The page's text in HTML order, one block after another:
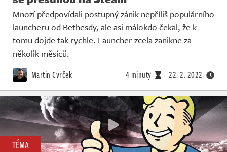
Mnozí předpovídali postupný zánik nepříliš populárního
launcheru od Bethesdy, ale asi málokdo čekal, že k
tomu dojde tak rychle. Launcher zcela zanikne za
několik měsíců.
Martin Cvrček 4 minuty 22. 2. 2022
TÉMA